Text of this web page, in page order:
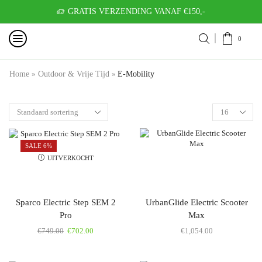
GRATIS VERZENDING VANAF €150,-
0
Home » Outdoor & Vrije Tijd » E-Mobility
SALE 6%
UITVERKOCHT
Sparco Electric Step SEM 2
Pro
€749.00 €702.00
UrbanGlide Electric Scooter
Max
€1,054.00